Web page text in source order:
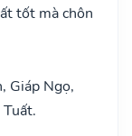
tốt mà chôn
Giáp Ngọ,